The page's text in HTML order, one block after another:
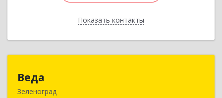
Показать контакты
Назад
Веда
Зеленоград
124683, Москва г, Зеленоград г, корпус 1504,